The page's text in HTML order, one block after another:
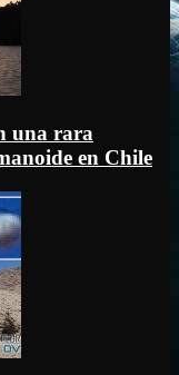
una rara
en Chile